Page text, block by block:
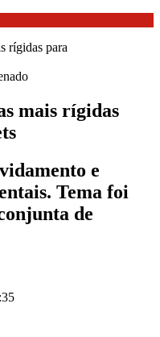
mais rígidas
e
Tema foi
de